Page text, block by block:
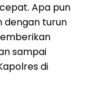
Apa pun
dengan turun
sampai
di